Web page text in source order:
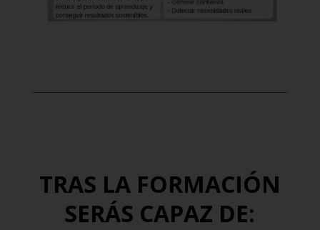
TRAS LA FORMACIÓN
SERÁS CAPAZ DE: